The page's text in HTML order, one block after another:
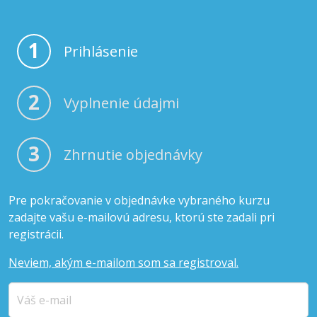
1 Prihlásenie
2 Vyplnenie údajmi
3 Zhrnutie objednávky
Pre pokračovanie v objednávke vybraného kurzu
zadajte vašu e-mailovú adresu, ktorú ste zadali pri
registrácii.
Neviem, akým e-mailom som sa registroval.